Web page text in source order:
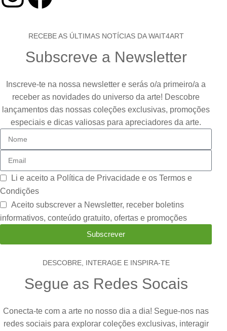
RECEBE AS ÚLTIMAS NOTÍCIAS DA WAIT4ART
Subscreve a Newsletter
Inscreve-te na nossa newsletter e serás o/a primeiro/a a
receber as novidades do universo da arte! Descobre
lançamentos das nossas coleções exclusivas, promoções
especiais e dicas valiosas para apreciadores da arte.
Li e aceito a Política de Privacidade e os Termos e
Condições
Aceito subscrever a Newsletter, receber boletins
informativos, conteúdo gratuito, ofertas e promoções
Subscrever
DESCOBRE, INTERAGE E INSPIRA-TE
Segue as Redes Socais
Conecta-te com a arte no nosso dia a dia! Segue-nos nas
redes sociais para explorar coleções exclusivas, interagir